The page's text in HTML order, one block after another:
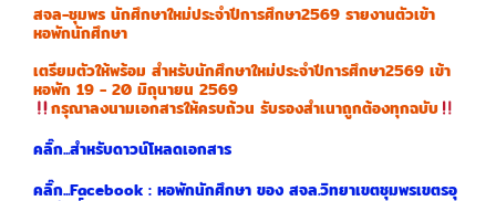
สจล-ชุมพร นักศึกษาใหม่ประจำปีการศึกษา2569 รายงานตัวเข้า
หอพักนักศึกษา
เตรียมตัวให้พร้อม สำหรับนักศึกษาใหม่ประจำปีการศึกษา2569 เข้า
หอพัก 19 - 20 มิถุนายน 2569
กรุณาลงนามเอกสารให้ครบถ้วน รับรองสำเนาถูกต้องทุกฉบับ
คลิ๊ก...สำหรับดาวน์โหลดเอกสาร
คลิ๊ก...Facebook : หอพักนักศึกษา ของ สจล.วิทยาเขตชุมพรเขตรอุ